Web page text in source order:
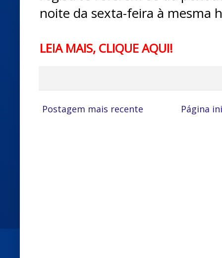
noite da sexta-feira à mesma
LEIA MAIS, CLIQUE AQUI!
Postagem mais recente Página